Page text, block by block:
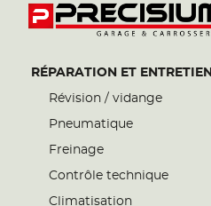
RÉPARATION ET ENTRETIEN
Révision / vidange
Pneumatique
Freinage
Contrôle technique
Climatisation